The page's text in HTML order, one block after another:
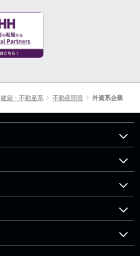
建築・不動産系 不動産開発 外資系企業